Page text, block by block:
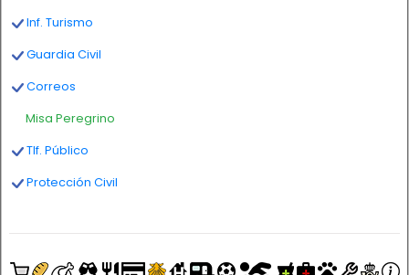
Inf. Turismo
Guardia Civil
Correos
Misa Peregrino
Tlf. Público
Protección Civil